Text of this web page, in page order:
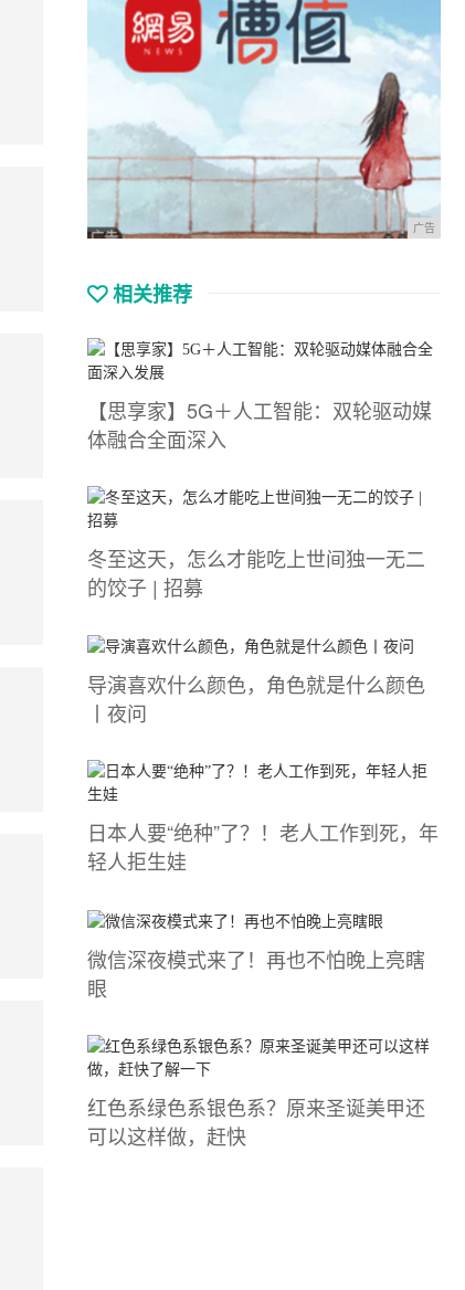
广告
相关推荐
【思享家】5G＋人工智能：双轮驱动媒
体融合全面深入
冬至这天，怎么才能吃上世间独一无二
的饺子 | 招募
导演喜欢什么颜色，角色就是什么颜色
丨夜问
日本人要“绝种”了？！老人工作到死，年
轻人拒生娃
微信深夜模式来了！再也不怕晚上亮瞎
眼
红色系绿色系银色系？原来圣诞美甲还
可以这样做，赶快